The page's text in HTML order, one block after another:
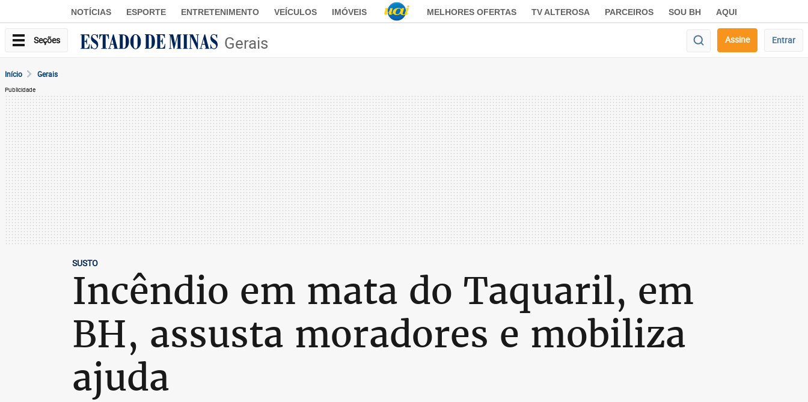
NOTÍCIAS ESPORTE ENTRETENIMENTO VEÍCULOS IMÓVEIS MELHORES OFERTAS TV ALTEROSA PARCEIROS SOU BH AQUI
Seções Gerais Assine Entrar
Início Gerais
Publicidade
SUSTO
Incêndio em mata do Taquaril, em
BH, assusta moradores e mobiliza
ajuda